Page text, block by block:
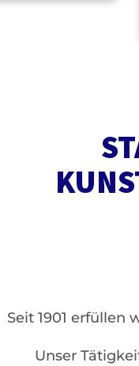
Seit 1901 erfüllen
Unser